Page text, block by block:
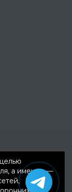
а именно —